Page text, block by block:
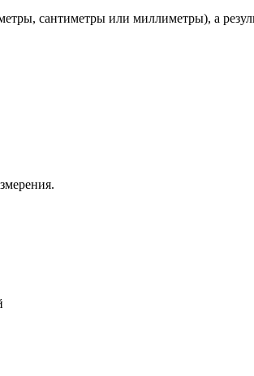
сантиметры или миллиметры), а